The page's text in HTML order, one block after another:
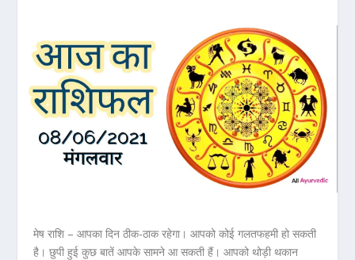
मेष राशि – आपका दिन ठीक-ठाक रहेगा। आपको कोई गलतफहमी हो सकती
है। छुपी हुई कुछ बातें आपके सामने आ सकती हैं। आपको थोड़ी थकान